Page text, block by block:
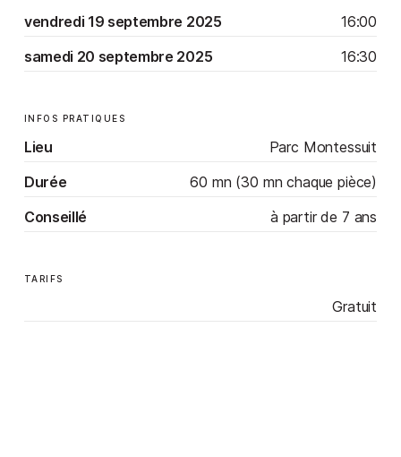
vendredi 19 septembre 2025
16:00
samedi 20 septembre 2025
16:30
INFOS PRATIQUES
Lieu
Parc Montessuit
Durée
60 mn (30 mn chaque pièce)
Conseillé
à partir de 7 ans
TARIFS
Gratuit